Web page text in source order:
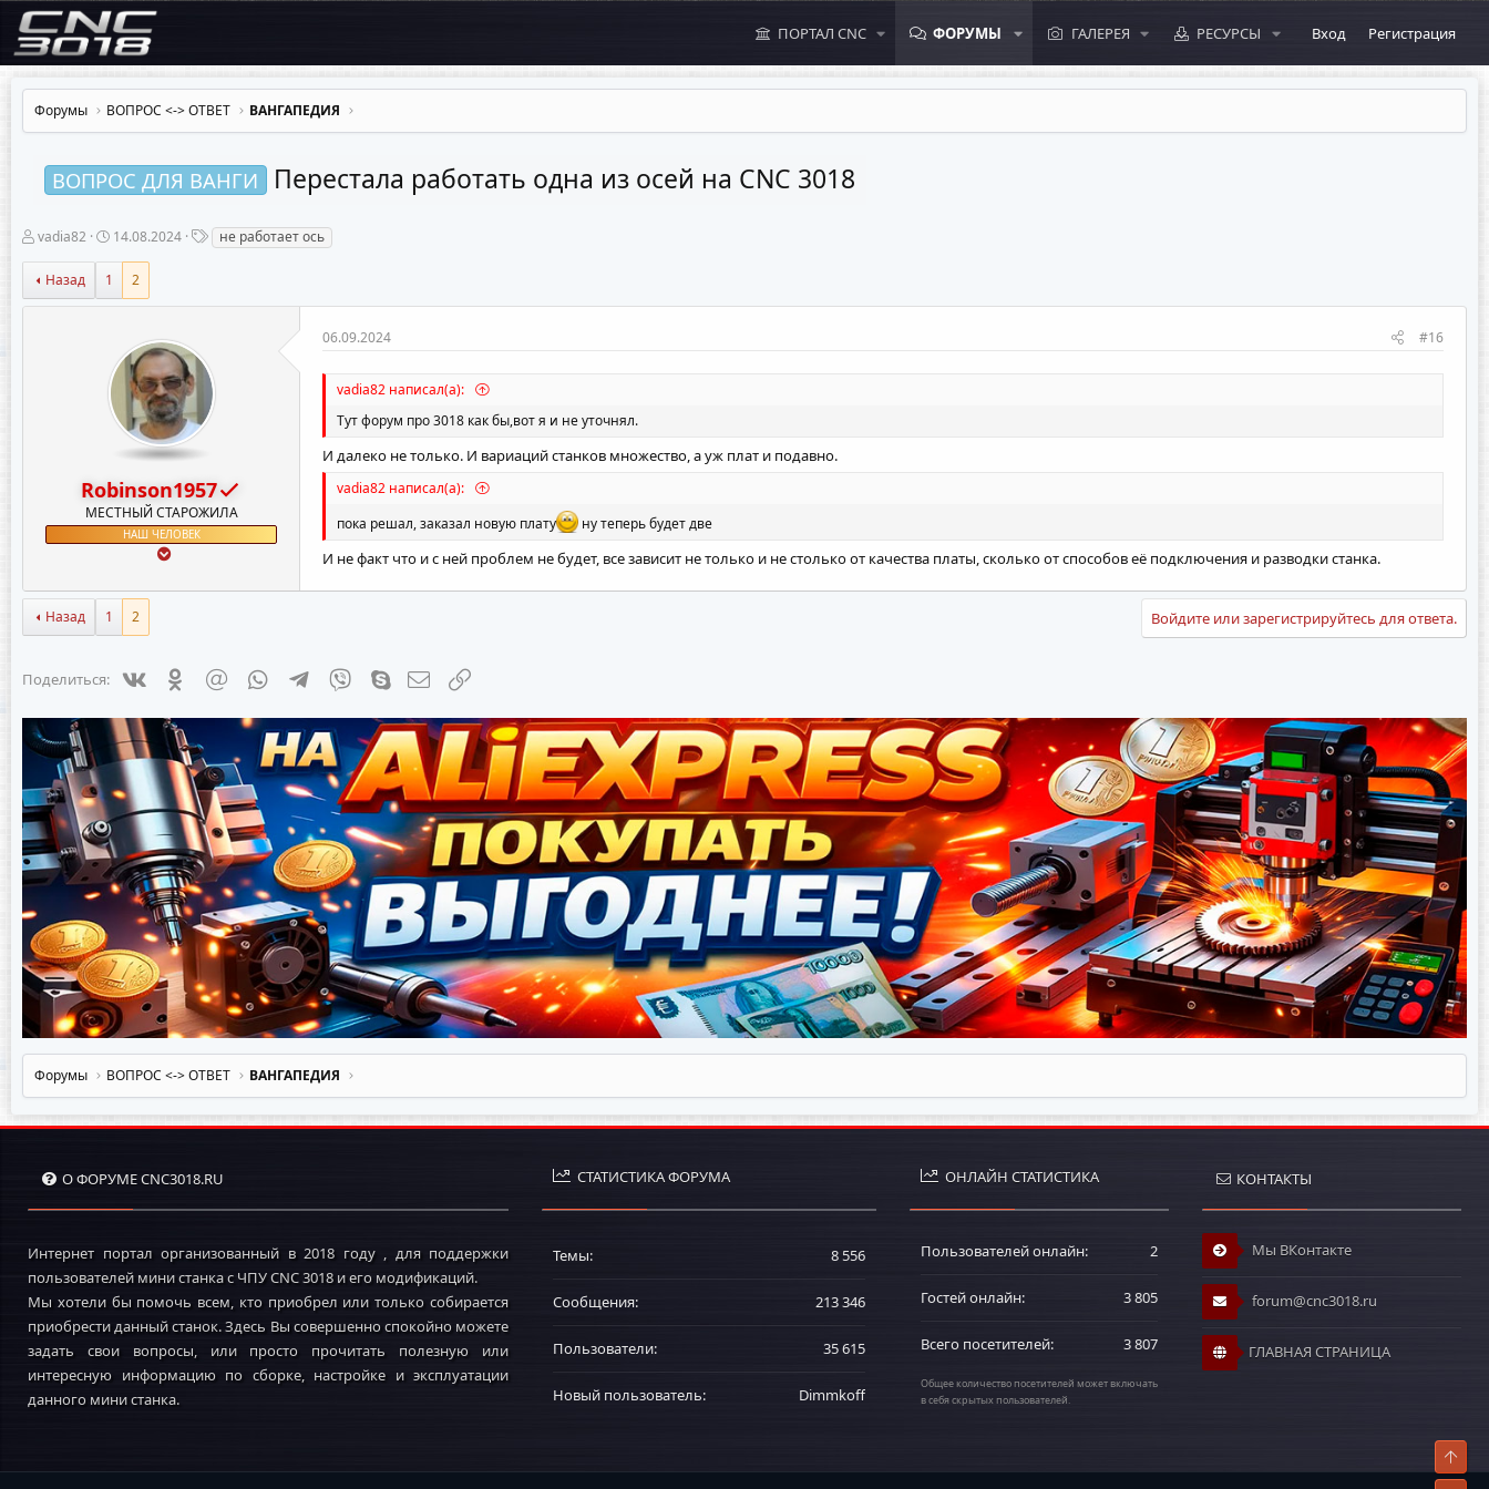
ПОРТАЛ CNC ФОРУМЫ ГАЛЕРЕЯ РЕСУРСЫ Вход Регистрация
Форумы ВОПРОС <-> OTBET ВАНГАПЕДИЯ
ВОПРОС ДЛЯ ВАНГИ Перестала работать одна из осей на CNC 3018
А
о
р
vadia82
Д
н
а
л
14.08.2024
Т
е
не работает ось
Назад 1 2
Robinson1957
МЕСТНЫЙ СТАРОЖИЛА
НАШ ЧЕЛОВЕК
06.09.2024 #16
vadia82 написал(а):
Тут форум про 3018 как бы,вот я и не уточнял.
И далеко не только. И вариаций станков множество, а уж плат и подавно.
vadia82 написал(а):
пока решал, заказал новую плату
ну теперь будет две
И не факт что и с ней проблем не будет, все зависит не только и не столько от качества платы, сколько от способов её подключения и разводки станка.
Назад 1 2 Войдите или зарегистрируйтесь для ответа.
Поделиться: VkontakteOdnoklassniki
Mail.ru WhatsAppTelegramViber Skype Электронная почта
Форумы ВОПРОС <-> OTBET ВАНГАПЕДИЯ
О ФОРУМЕ CNC3018.RU
Интернет портал организованный в 2018 году , для поддержки
пользователей мини станка с ЧПУ CNC 3018 и его модификаций.
Мы хотели бы помочь всем, кто приобрел или только собирается
приобрести данный станок. Здесь Вы совершенно спокойно можете
задать свои вопросы, или просто прочитать полезную или
интересную информацию по сборке, настройке и эксплуатации
данного мини станка.
СТАТИСТИКА ФОРУМА
Темы 8 556
Сообщения 213 346
Пользователи 35 615
Новый пользователь Dimmkoff
ОНЛАЙН СТАТИСТИКА
Пользователей онлайн 2
Гостей онлайн 3 805
Всего посетителей 3 807
Общее количество посетителей может включать
в себя скрытых пользователей.
КОНТАКТЫ
Мы ВКонтакте
forum@cnc3018.ru
ГЛАВНАЯ СТРАНИЦА